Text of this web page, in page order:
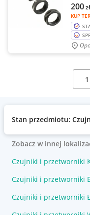
KUP
200zł
Wybierz
Stan przedmiotu:
Zobacz w innej
Czujniki i przetworniki
Czujniki i przetworniki
Czujniki i przetworniki